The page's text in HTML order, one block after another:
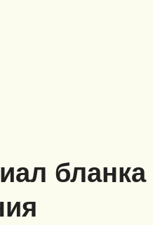
бланка